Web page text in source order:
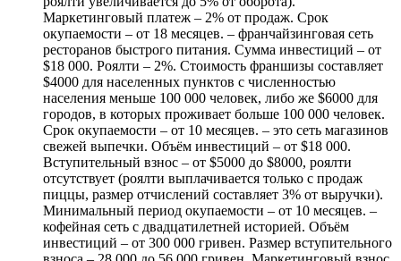
Маркетинговый платеж – 2% от продаж. Срок
окупаемости – от 18 месяцев. – франчайзинговая сеть
ресторанов быстрого питания. Сумма инвестиций – от
$18 000. Роялти – 2%. Стоимость франшизы составляет
$4000 для населенных пунктов с численностью
населения меньше 100 000 человек, либо же $6000 для
городов, в которых проживает больше 100 000 человек.
Срок окупаемости – от 10 месяцев. – это сеть магазинов
свежей выпечки. Объём инвестиций – от $18 000.
Вступительный взнос – от $5000 до $8000, роялти
отсутствует (роялти выплачивается только с продаж
пиццы, размер отчислений составляет 3% от выручки).
Минимальный период окупаемости – от 10 месяцев. –
кофейная сеть с двадцатилетней историей. Объём
инвестиций – от 300 000 гривен. Размер вступительного